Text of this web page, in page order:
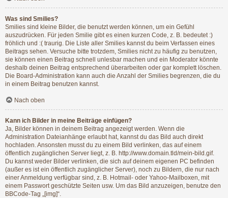
Was sind Smilies?
Smilies sind kleine Bilder, die benutzt werden können, um ein Gefühl
auszudrücken. Für jeden Smilie gibt es einen kurzen Code, z. B. bedeutet :)
fröhlich und :( traurig. Die Liste aller Smilies kannst du beim Verfassen eines
Beitrags sehen. Versuche bitte trotzdem, Smilies nicht zu häufig zu benutzen,
sie können einen Beitrag schnell unlesbar machen und ein Moderator könnte
deshalb deinen Beitrag entsprechend überarbeiten oder gar komplett löschen.
Die Board-Administration kann auch die Anzahl der Smilies begrenzen, die du
in einem Beitrag benutzen kannst.
Nach oben
Kann ich Bilder in meine Beiträge einfügen?
Ja, Bilder können in deinem Beitrag angezeigt werden. Wenn die
Administration Dateianhänge erlaubt hat, kannst du das Bild auch direkt
hochladen. Ansonsten musst du zu einem Bild verlinken, das auf einem
öffentlich zugänglichen Server liegt, z. B. http://www.domain.tld/mein-bild.gif.
Du kannst weder Bilder verlinken, die sich auf deinem eigenen PC befinden
(außer es ist ein öffentlich zugänglicher Server), noch zu Bildern, die nur nach
einer Anmeldung verfügbar sind, z. B. Hotmail- oder Yahoo-Mailboxen, mit
einem Passwort geschützte Seiten usw. Um das Bild anzuzeigen, benutze den
BBCode-Tag „[img]“.